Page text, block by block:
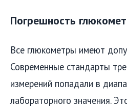
Погрешность
Все глюкометры имеют
Современные стандарты
измерений попадали в
лабораторного значения.